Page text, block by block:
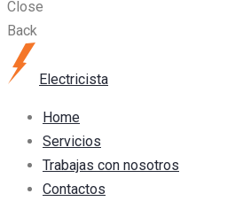
Close
Back
Electricista
Home
Servicios
Trabajas con nosotros
Contactos